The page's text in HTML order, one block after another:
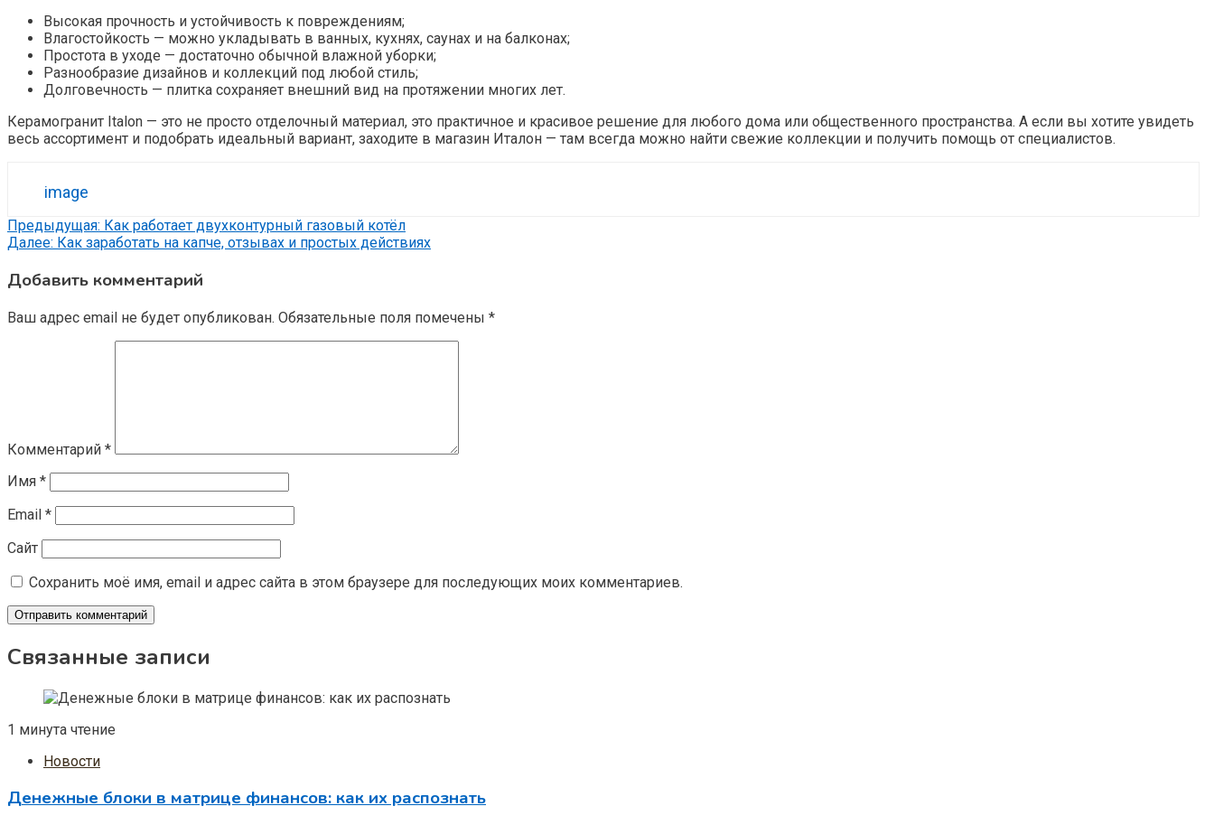
Высокая прочность и устойчивость к повреждениям;
Влагостойкость — можно укладывать в ванных, кухнях, саунах и на балконах;
Простота в уходе — достаточно обычной влажной уборки;
Разнообразие дизайнов и коллекций под любой стиль;
Долговечность — плитка сохраняет внешний вид на протяжении многих лет.
Керамогранит Italon — это не просто отделочный материал, это практичное и красивое решение для любого дома или общественного пространства. А если вы хотите увидеть
весь ассортимент и подобрать идеальный вариант, заходите в магазин Италон — там всегда можно найти свежие коллекции и получить помощь от специалистов.
image
Навигация
по
записям
Предыдущая: Как работает двухконтурный газовый котёл
Далее: Как заработать на капче, отзывах и простых действиях
Добавить комментарий
Ваш адрес email не будет опубликован. Обязательные поля помечены *
Комментарий *
Имя *
Email *
Сайт
Сохранить моё имя, email и адрес сайта в этом браузере для последующих моих комментариев.
Связанные записи
1 минута чтение
Новости
Денежные блоки в матрице финансов: как их распознать